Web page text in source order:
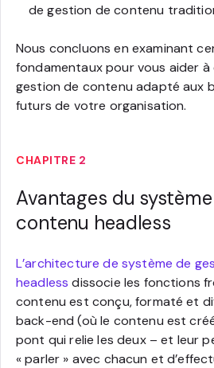
de gestion de contenu
Nous concluons en examinant
fondamentaux pour vous aider
gestion de contenu adapté aux
futurs de votre organisation.
CHAPITRE 2
Avantages du
contenu headless
L’architecture de système de
headless dissocie les fonctions
contenu est conçu, formaté et
back-end (où le contenu est
pont qui relie les deux – et leur
« parler » avec chacun et